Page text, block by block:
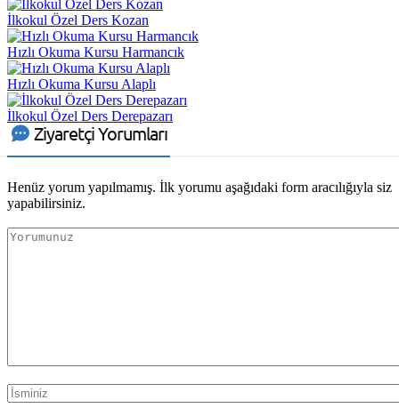
İlkokul Özel Ders Kozan
Hızlı Okuma Kursu Harmancık
Hızlı Okuma Kursu Alaplı
İlkokul Özel Ders Derepazarı
Ziyaretçi Yorumları
Henüz yorum yapılmamış. İlk yorumu aşağıdaki form aracılığıyla siz
yapabilirsiniz.